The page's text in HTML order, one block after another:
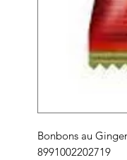
Bonbons au
8991002202719